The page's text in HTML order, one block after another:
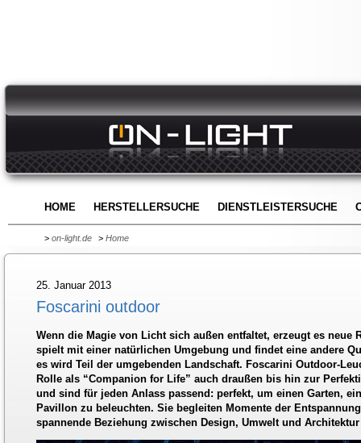
HOME HERSTELLERSUCHE DIENSTLEISTERSUCHE
> on-light.de > Home
25. Januar 2013
Foscarini outdoor
Wenn die Magie von Licht sich außen entfaltet, erzeugt es neue
spielt mit einer natürlichen Umgebung und findet eine andere
es wird Teil der umgebenden Landschaft. Foscarini Outdoor-
Rolle als “Companion for Life” auch draußen bis hin zur
und sind für jeden Anlass passend: perfekt, um einen Garten,
Pavillon zu beleuchten. Sie begleiten Momente der
spannende Beziehung zwischen Design, Umwelt und